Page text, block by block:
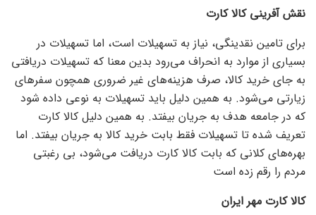
نقش آفرینی کالا کارت
برای تامین نقدینگی، نیاز به تسهیلات است، اما تسهیلات در
بسیاری از موارد به انحراف می‌رود بدین معنا که تسهیلات دریافتی
به جای خرید کالا، صرف هزینه‌های غیر ضروری همچون سفر‌های
زیارتی می‌شود. به همین دلیل باید تسهیلات به نوعی داده شود
که در جامعه هدف به جریان بیفتد. به همین دلیل کالا کارت
تعریف شده تا تسهیلات فقط بابت خرید کالا به جریان بیفتد. اما
بهره‌های کلانی که بابت کالا کارت دریافت می‌شود، بی رغبتی
مردم را رقم زده است
کالا کارت مهر ایران